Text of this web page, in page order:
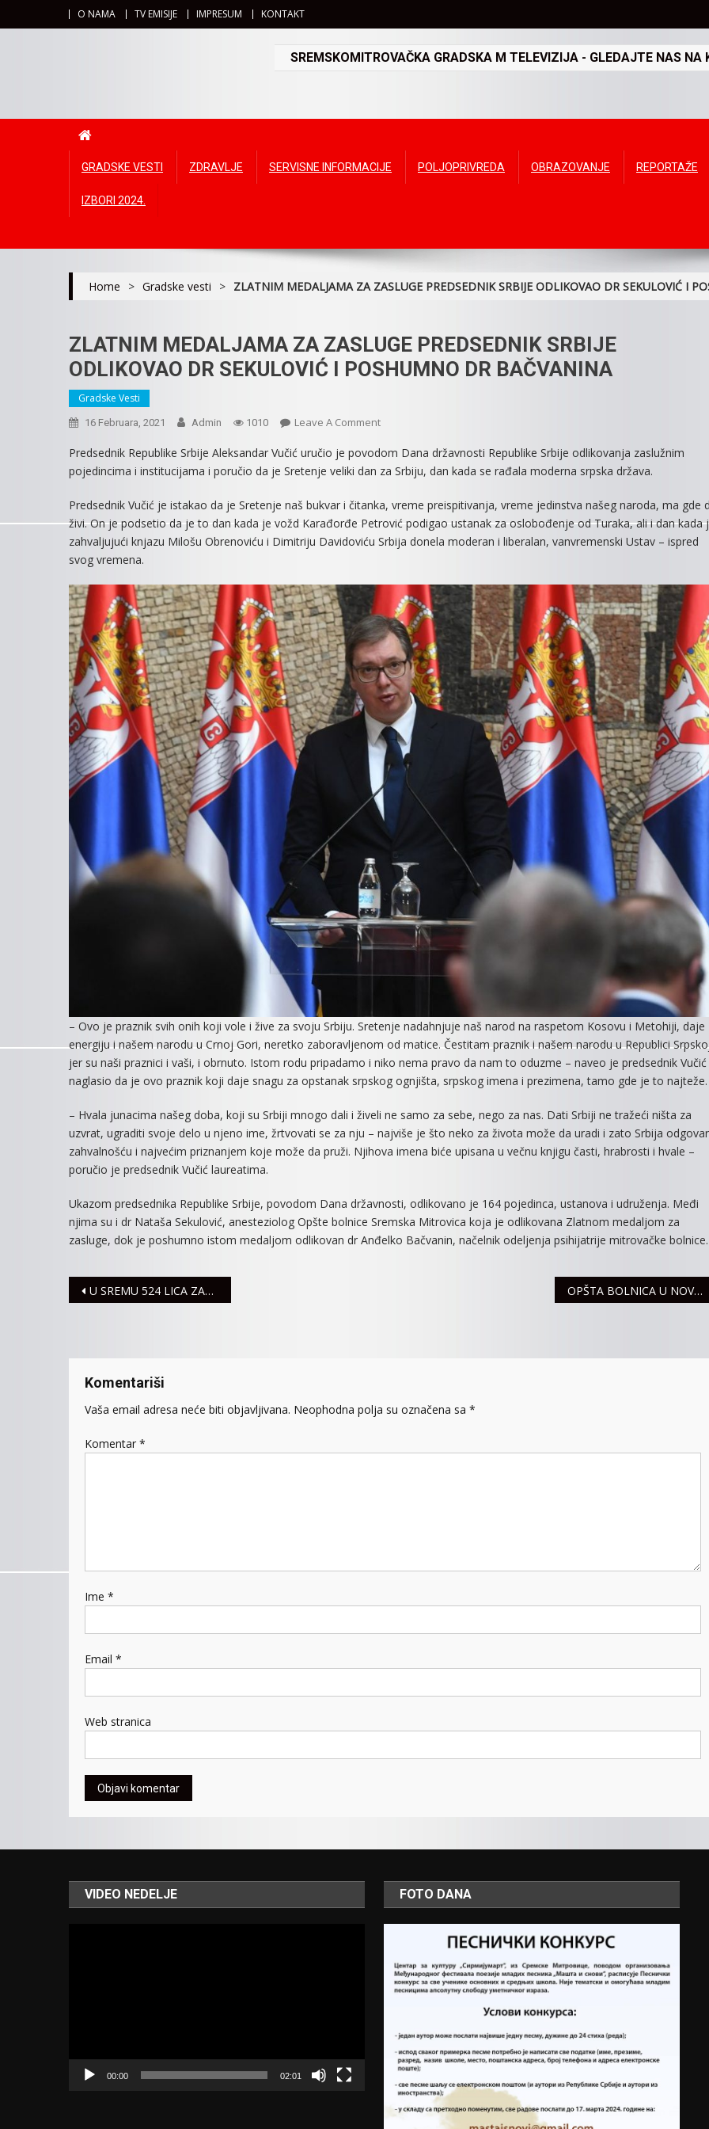
O NAMA TV EMISIJE IMPRESUM KONTAKT
SREMSKOMITROVAČKA GRADSKA M TELEVIZIJA - GLEDAJTE NAS
GRADSKE VESTI ZDRAVLJE SERVISNE INFORMACIJE POLJOPRIVREDA OBRAZOVANJE REPORTAŽE
IZBORI 2024.
Home > Gradske vesti > ZLATNIM MEDALJAMA ZA ZASLUGE PREDSEDNIK SRBIJE ODLIKOVAO DR SEKULOVIĆ I
ZLATNIM MEDALJAMA ZA ZASLUGE PREDSEDNIK SRBIJE
ODLIKOVAO DR SEKULOVIĆ I POSHUMNO DR BAČVANINA
Gradske Vesti
16 Februara, 2021 Admin 1010 Leave A CommentOn
MEDALJAMA
ZA
PREDSEDNIK
SRBIJE
ODLIKOVAO
POSHUMNO
DR
BAČVANINA
Predsednik Republike Srbije Aleksandar Vučić uručio je povodom Dana državnosti Republike Srbije odlikovanja zaslužnim
pojedincima i institucijama i poručio da je Sretenje veliki dan za Srbiju, dan kada se rađala moderna srpska država.
Predsednik Vučić je istakao da je Sretenje naš bukvar i čitanka, vreme preispitivanja, vreme jedinstva našeg naroda, ma gde
živi. On je podsetio da je to dan kada je vožd Karađorđe Petrović podigao ustanak za oslobođenje od Turaka, ali i dan kada
zahvaljujući knjazu Milošu Obrenoviću i Dimitriju Davidoviću Srbija donela moderan i liberalan, vanvremenski Ustav – ispred
svog vremena.
– Ovo je praznik svih onih koji vole i žive za svoju Srbiju. Sretenje nadahnjuje naš narod na raspetom Kosovu i Metohiji, daje
energiju i našem narodu u Crnoj Gori, neretko zaboravljenom od matice. Čestitam praznik i našem narodu u Republici
jer su naši praznici i vaši, i obrnuto. Istom rodu pripadamo i niko nema pravo da nam to oduzme – naveo je predsednik Vučić
naglasio da je ovo praznik koji daje snagu za opstanak srpskog ognjišta, srpskog imena i prezimena, tamo gde je to najteže.
– Hvala junacima našeg doba, koji su Srbiji mnogo dali i živeli ne samo za sebe, nego za nas. Dati Srbiji ne tražeći ništa za
uzvrat, ugraditi svoje delo u njeno ime, žrtvovati se za nju – najviše je što neko za života može da uradi i zato Srbija
zahvalnošću i najvećim priznanjem koje može da pruži. Njihova imena biće upisana u večnu knjigu časti, hrabrosti i hvale –
poručio je predsednik Vučić laureatima.
Ukazom predsednika Republike Srbije, povodom Dana državnosti, odlikovano je 164 pojedinca, ustanova i udruženja. Međi
njima su i dr Nataša Sekulović, anesteziolog Opšte bolnice Sremska Mitrovica koja je odlikovana Zlatnom medaljom za
zasluge, dok je poshumno istom medaljom odlikovan dr Anđelko Bačvanin, načelnik odeljenja psihijatrije mitrovačke bolnice.
Navigacija
U SREMU 524 LICA ZARAŽENO VIRUSOM KORONA OPŠTA BOLNICA U NOVOM PREKOGRANIČNOM PROJEKTU
Komentariši
Vaša email adresa neće biti objavljivana. Neophodna polja su označena sa *
Komentar *
Ime *
Email *
Web stranica
VIDEO NEDELJE
00:00 02:01
FOTO DANA